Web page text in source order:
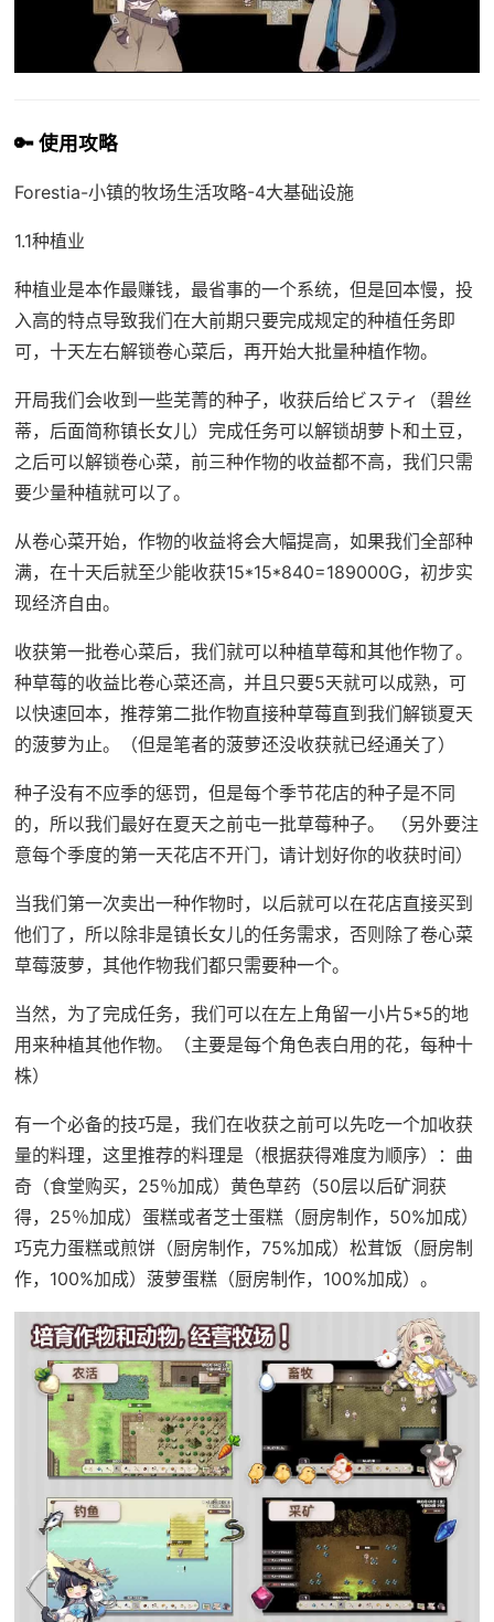
🔑 使用攻略
Forestia-小镇的牧场生活攻略-4大基础设施
1.1种植业
种植业是本作最赚钱，最省事的一个系统，但是回本慢，投
入高的特点导致我们在大前期只要完成规定的种植任务即
可，十天左右解锁卷心菜后，再开始大批量种植作物。
开局我们会收到一些芜菁的种子，收获后给ビスティ（碧丝
蒂，后面简称镇长女儿）完成任务可以解锁胡萝卜和土豆，
之后可以解锁卷心菜，前三种作物的收益都不高，我们只需
要少量种植就可以了。
从卷心菜开始，作物的收益将会大幅提高，如果我们全部种
满，在十天后就至少能收获15*15*840=189000G，初步实
现经济自由。
收获第一批卷心菜后，我们就可以种植草莓和其他作物了。
种草莓的收益比卷心菜还高，并且只要5天就可以成熟，可
以快速回本，推荐第二批作物直接种草莓直到我们解锁夏天
的菠萝为止。（但是笔者的菠萝还没收获就已经通关了）
种子没有不应季的惩罚，但是每个季节花店的种子是不同
的，所以我们最好在夏天之前屯一批草莓种子。 （另外要注
意每个季度的第一天花店不开门，请计划好你的收获时间）
当我们第一次卖出一种作物时，以后就可以在花店直接买到
他们了，所以除非是镇长女儿的任务需求，否则除了卷心菜
草莓菠萝，其他作物我们都只需要种一个。
当然，为了完成任务，我们可以在左上角留一小片5*5的地
用来种植其他作物。（主要是每个角色表白用的花，每种十
株）
有一个必备的技巧是，我们在收获之前可以先吃一个加收获
量的料理，这里推荐的料理是（根据获得难度为顺序）：曲
奇（食堂购买，25％加成）黄色草药（50层以后矿洞获
得，25％加成）蛋糕或者芝士蛋糕（厨房制作，50%加成）
巧克力蛋糕或煎饼（厨房制作，75%加成）松茸饭（厨房制
作，100%加成）菠萝蛋糕（厨房制作，100%加成）。